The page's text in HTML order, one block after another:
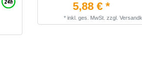
5,88 € *
* inkl. ges. MwSt. zzgl.